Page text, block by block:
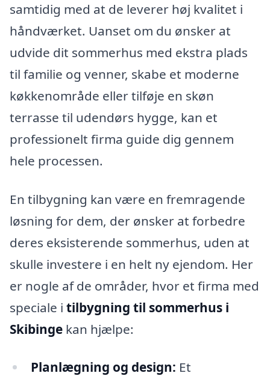
samtidig med at de leverer høj kvalitet i
håndværket. Uanset om du ønsker at
udvide dit sommerhus med ekstra plads
til familie og venner, skabe et moderne
køkkenområde eller tilføje en skøn
terrasse til udendørs hygge, kan et
professionelt firma guide dig gennem
hele processen.
En tilbygning kan være en fremragende
løsning for dem, der ønsker at forbedre
deres eksisterende sommerhus, uden at
skulle investere i en helt ny ejendom. Her
er nogle af de områder, hvor et firma med
speciale i tilbygning til sommerhus i
Skibinge kan hjælpe:
Planlægning og design: Et